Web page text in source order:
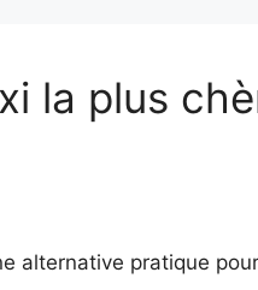
la plus
alternative pratique